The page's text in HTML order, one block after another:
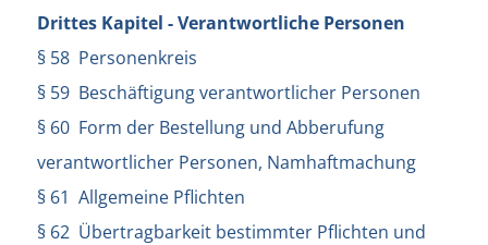
Drittes Kapitel - Verantwortliche Personen
§ 58 Personenkreis
§ 59 Beschäftigung verantwortlicher Personen
§ 60 Form der Bestellung und Abberufung
verantwortlicher Personen, Namhaftmachung
§ 61 Allgemeine Pflichten
§ 62 Übertragbarkeit bestimmter Pflichten und